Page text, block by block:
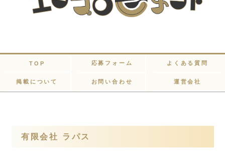
TOP 応募フォーム よくある質問
掲載について お問い合わせ 運営会社
有限会社 ラパス